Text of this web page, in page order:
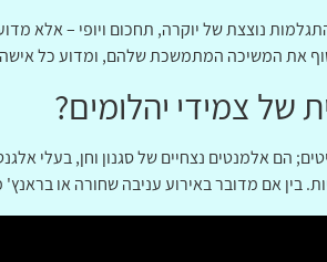
נוצצת של יוקרה, תחכום ויופי – אלא
את המשיכה המתמשכת שלהם, ומדוע כל
של צמידי יהלומים?
הם אלמנטים נצחיים של סגנון וחן, בעלי
בין אם מדובר באירוע עניבה שחורה או